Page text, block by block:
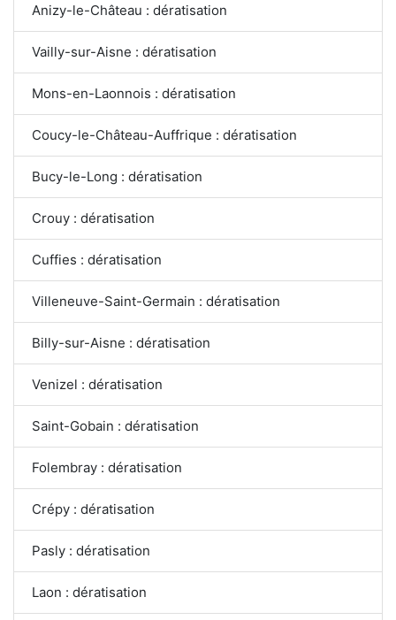
Anizy-le-Château : dératisation
Vailly-sur-Aisne : dératisation
Mons-en-Laonnois : dératisation
Coucy-le-Château-Auffrique : dératisation
Bucy-le-Long : dératisation
Crouy : dératisation
Cuffies : dératisation
Villeneuve-Saint-Germain : dératisation
Billy-sur-Aisne : dératisation
Venizel : dératisation
Saint-Gobain : dératisation
Folembray : dératisation
Crépy : dératisation
Pasly : dératisation
Laon : dératisation